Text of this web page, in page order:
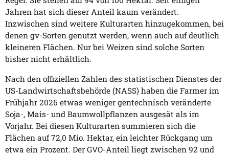
Jahren hat sich dieser Anteil kaum verändert.
Inzwischen sind weitere Kulturarten hinzugekommen, bei
denen gv-Sorten genutzt werden, wenn auch auf deutlich
kleineren Flächen. Nur bei Weizen sind solche Sorten
bisher nicht erhältlich.
Nach den offiziellen Zahlen des statistischen Dienstes der
US-Landwirtschaftsbehörde (NASS) haben die Farmer im
Frühjahr 2026 etwas weniger gentechnisch veränderte
Soja-, Mais- und Baumwollpflanzen ausgesät als im
Vorjahr. Bei diesen Kulturarten summieren sich die
Flächen auf 72,0 Mio. Hektar, ein leichter Rückgang um
etwa ein Prozent. Der GVO-Anteil liegt zwischen 92 und